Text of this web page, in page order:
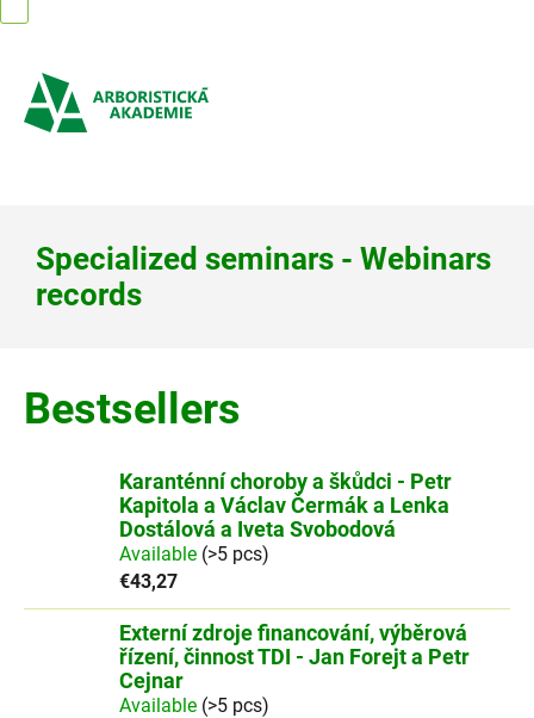
content
Specialized seminars - Webinars
records
Bestsellers
Karanténní choroby a škůdci - Petr
Kapitola a Václav Čermák a Lenka
Dostálová a Iveta Svobodová
Available (>5 pcs)
€43,27
Externí zdroje financování, výběrová
řízení, činnost TDI - Jan Forejt a Petr
Cejnar
Available (>5 pcs)